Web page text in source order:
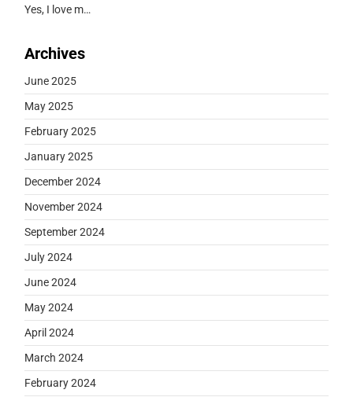
Yes, I love m…
Archives
June 2025
May 2025
February 2025
January 2025
December 2024
November 2024
September 2024
July 2024
June 2024
May 2024
April 2024
March 2024
February 2024